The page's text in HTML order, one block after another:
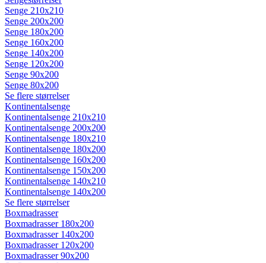
Senge 210x210
Senge 200x200
Senge 180x200
Senge 160x200
Senge 140x200
Senge 120x200
Senge 90x200
Senge 80x200
Se flere størrelser
Kontinentalsenge
Kontinentalsenge 210x210
Kontinentalsenge 200x200
Kontinentalsenge 180x210
Kontinentalsenge 180x200
Kontinentalsenge 160x200
Kontinentalsenge 150x200
Kontinentalsenge 140x210
Kontinentalsenge 140x200
Se flere størrelser
Boxmadrasser
Boxmadrasser 180x200
Boxmadrasser 140x200
Boxmadrasser 120x200
Boxmadrasser 90x200